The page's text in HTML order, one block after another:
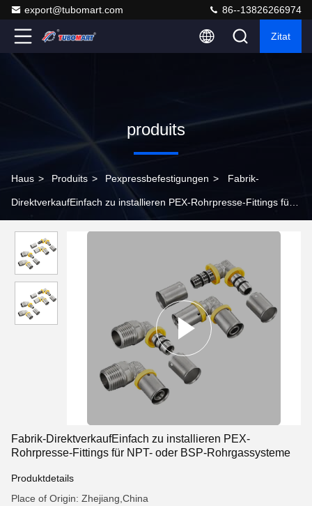
export@tubomart.com 86--13826266974
Zitat
produits
Haus > Produits > Pexpressbefestigungen > Fabrik-
DirektverkaufEinfach zu installieren PEX-Rohrpresse-Fittings für
Fabrik-DirektverkaufEinfach zu installieren PEX-
Rohrpresse-Fittings für NPT- oder BSP-Rohrgassysteme
Produktdetails
Place of Origin: Zhejiang,China